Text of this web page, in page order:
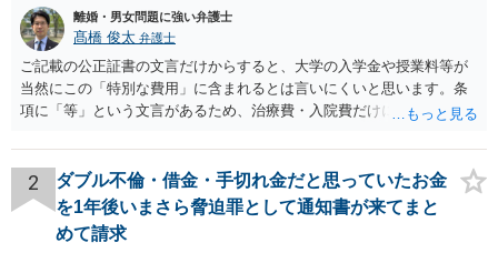
離婚・男女問題に強い弁護士
髙橋 俊太 弁護士
ご記載の公正証書の文言だけからすると、大学の入学金や授業料等が
当然にこの「特別な費用」に含まれるとは言いにくいと思います。条
項に「等」という文言があるため、治療費・入院費だけに限定される
れていますので、通常は、病気や事故によって臨時に必要となった医
療費その他これに類する特別支出を念頭に置いた条項と読むのが自然
です。したがって、大学の入学金、授業料、受験費用などの教育費に
ついてまで、「この条項があるから当然に半額を請求できる」とまで
は言いにくいと思われます。なお、通常、大学進学費用をどこまで負
2
ダブル不倫・借金・手切れ金だと思っていたお金
を1年後いまさら脅迫罪として通知書が来てまと
めて請求